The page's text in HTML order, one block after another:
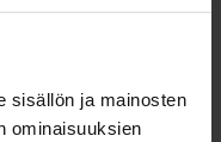
sisällön ja mainosten
ominaisuuksien
työnvarjostuspäiviä
-
käytännönläheisiä,